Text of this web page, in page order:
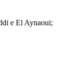
e El Aynaoui;